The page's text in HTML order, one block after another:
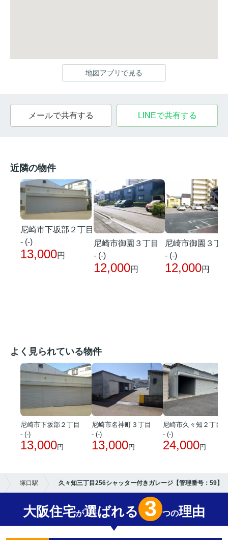
地図アプリで見る
メールで共有する LINEで共有する
近隣の物件
尼崎市下坂部２丁目
- (-)
13,000円
尼崎市御園３丁目
- (-)
12,000円
尼崎市御園３丁
- (-)
12,000円
よく見られている物件
尼崎市下坂部２丁目
- (-)
13,000円
尼崎市名神町３丁目
- (-)
13,000円
尼崎市久々知２丁目
- (-)
24,000円
塚口駅 久々知三丁目256シャッター付きガレージ【管理番号：59】
大阪住宅が選ばれる 3 つの理由